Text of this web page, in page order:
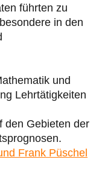
führten zu
in den
und
Lehrtätigkeiten
den Gebieten der
Frank Püschel